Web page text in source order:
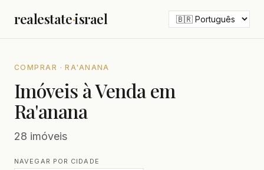
realestate·israel
COMPRAR · RA'ANANA
Imóveis à Venda em
Ra'anana
28 imóveis
NAVEGAR POR CIDADE